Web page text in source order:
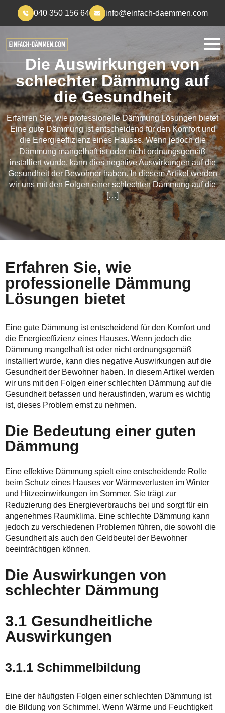
040 350 156 64 info@einfach-daemmen.com
Die Auswirkungen von
schlechter Dämmung auf
die Gesundheit
Erfahren Sie, wie professionelle Dämmung Lösungen bietet
Eine gute Dämmung ist entscheidend für den Komfort und
die Energieeffizienz eines Hauses. Wenn jedoch die
Dämmung mangelhaft ist oder nicht ordnungsgemäß
installiert wurde, kann dies negative Auswirkungen auf die
Gesundheit der Bewohner haben. In diesem Artikel werden
wir uns mit den Folgen einer schlechten Dämmung auf die
[…]
Erfahren Sie, wie
professionelle Dämmung
Lösungen bietet
Eine gute Dämmung ist entscheidend für den Komfort und
die Energieeffizienz eines Hauses. Wenn jedoch die
Dämmung mangelhaft ist oder nicht ordnungsgemäß
installiert wurde, kann dies negative Auswirkungen auf die
Gesundheit der Bewohner haben. In diesem Artikel werden
wir uns mit den Folgen einer schlechten Dämmung auf die
Gesundheit befassen und herausfinden, warum es wichtig
ist, dieses Problem ernst zu nehmen.
Die Bedeutung einer guten
Dämmung
Eine effektive Dämmung spielt eine entscheidende Rolle
beim Schutz eines Hauses vor Wärmeverlusten im Winter
und Hitzeeinwirkungen im Sommer. Sie trägt zur
Reduzierung des Energieverbrauchs bei und sorgt für ein
angenehmes Raumklima. Eine schlechte Dämmung kann
jedoch zu verschiedenen Problemen führen, die sowohl die
Gesundheit als auch den Geldbeutel der Bewohner
beeinträchtigen können.
Die Auswirkungen von
schlechter Dämmung
3.1 Gesundheitliche
Auswirkungen
3.1.1 Schimmelbildung
Eine der häufigsten Folgen einer schlechten Dämmung ist
die Bildung von Schimmel. Wenn Wärme und Feuchtigkeit